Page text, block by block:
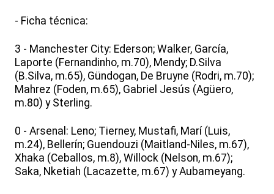
- Ficha técnica:
3 - Manchester City: Ederson; Walker, García,
Laporte (Fernandinho, m.70), Mendy; D.Silva
(B.Silva, m.65), Gündogan, De Bruyne (Rodri, m.70);
Mahrez (Foden, m.65), Gabriel Jesús (Agüero,
m.80) y Sterling.
0 - Arsenal: Leno; Tierney, Mustafi, Marí (Luis,
m.24), Bellerín; Guendouzi (Maitland-Niles, m.67),
Xhaka (Ceballos, m.8), Willock (Nelson, m.67);
Saka, Nketiah (Lacazette, m.67) y Aubameyang.